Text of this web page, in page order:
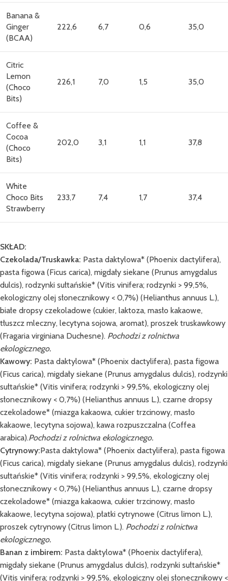
Banana &
Ginger
(BCAA)
222,6 6,7 0,6 35,0
Citric
Lemon
(Choco
Bits)
226,1 7,0 1,5 35,0
Coffee &
Cocoa
(Choco
Bits)
202,0 3,1 1,1 37,8
White
Choco Bits
Strawberry
233,7 7,4 1,7 37,4
SKŁAD:
Czekolada/Truskawka: Pasta daktylowa* (Phoenix dactylifera),
pasta figowa (Ficus carica), migdały siekane (Prunus amygdalus
dulcis), rodzynki sułtańskie* (Vitis vinifera; rodzynki > 99,5%,
ekologiczny olej słonecznikowy < 0,7%) (Helianthus annuus L.),
białe dropsy czekoladowe (cukier, laktoza, masło kakaowe,
tłuszcz mleczny, lecytyna sojowa, aromat), proszek truskawkowy
(Fragaria virginiana Duchesne). Pochodzi z rolnictwa
ekologicznego.
Kawowy: Pasta daktylowa* (Phoenix dactylifera), pasta figowa
(Ficus carica), migdały siekane (Prunus amygdalus dulcis), rodzynki
sułtańskie* (Vitis vinifera; rodzynki > 99,5%, ekologiczny olej
słonecznikowy < 0,7%) (Helianthus annuus L.), czarne dropsy
czekoladowe* (miazga kakaowa, cukier trzcinowy, masło
kakaowe, lecytyna sojowa), kawa rozpuszczalna (Coffea
arabica).Pochodzi z rolnictwa ekologicznego.
Cytrynowy:Pasta daktylowa* (Phoenix dactylifera), pasta figowa
(Ficus carica), migdały siekane (Prunus amygdalus dulcis), rodzynki
sułtańskie* (Vitis vinifera; rodzynki > 99,5%, ekologiczny olej
słonecznikowy < 0,7%) (Helianthus annuus L.), czarne dropsy
czekoladowe* (miazga kakaowa, cukier trzcinowy, masło
kakaowe, lecytyna sojowa), płatki cytrynowe (Citrus limon L.),
proszek cytrynowy (Citrus limon L.). Pochodzi z rolnictwa
ekologicznego.
Banan z imbirem: Pasta daktylowa* (Phoenix dactylifera),
migdały siekane (Prunus amygdalus dulcis), rodzynki sułtańskie*
(Vitis vinifera; rodzynki > 99,5%, ekologiczny olej słonecznikowy <